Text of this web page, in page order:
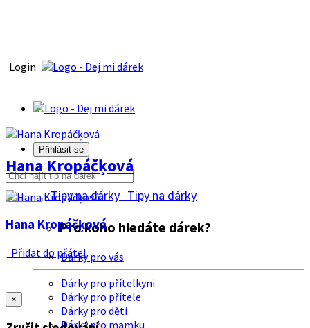
Login
Přihlásit se
Tipy na dárky Tipy na dárky
Pro koho hledáte dárek?
Dárky pro vás
Dárky pro přítelkyni
Dárky pro přítele
Dárky pro děti
Dárky pro mamku
Hana Kropáčķová
Hana Kropáčķová
Přidat do přátel
×